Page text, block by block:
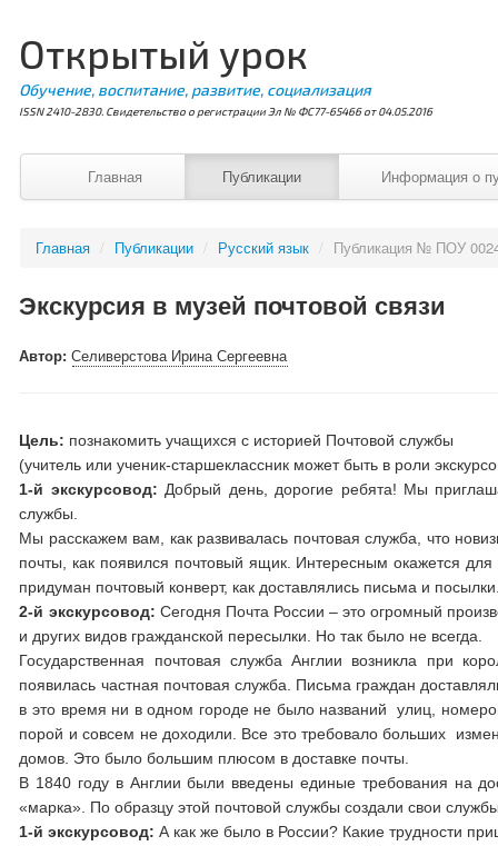
Открытый урок
Обучение, воспитание, развитие, социализация
ISSN 2410-2830. Свидетельство о регистрации Эл № ФС77-65466 от 04.05.2016
Главная Публикации Информация о
Главная / Публикации / Русский язык / Публикация № ПОУ
Экскурсия в музей почтовой связи
Автор:Селиверстова Ирина Сергеевна
Цель: познакомить учащихся с историей Почтовой службы
(учитель или ученик-старшеклассник может быть в роли
1-й экскурсовод: Добрый день, дорогие ребята! Мы
службы.
Мы расскажем вам, как развивалась почтовая служба, что
почты, как появился почтовый ящик. Интересным окажется
придуман почтовый конверт, как доставлялись письма и
2-й экскурсовод: Сегодня Почта России – это огромный
и других видов гражданской пересылки. Но так было не всегда.
Государственная почтовая служба Англии возникла при
появилась частная почтовая служба. Письма граждан
в это время ни в одном городе не было названий улиц,
порой и совсем не доходили. Все это требовало больших
домов. Это было большим плюсом в доставке почты.
В 1840 году в Англии были введены единые требования на
«марка». По образцу этой почтовой службы создали свои
1-й экскурсовод:А как же было в России? Какие трудности